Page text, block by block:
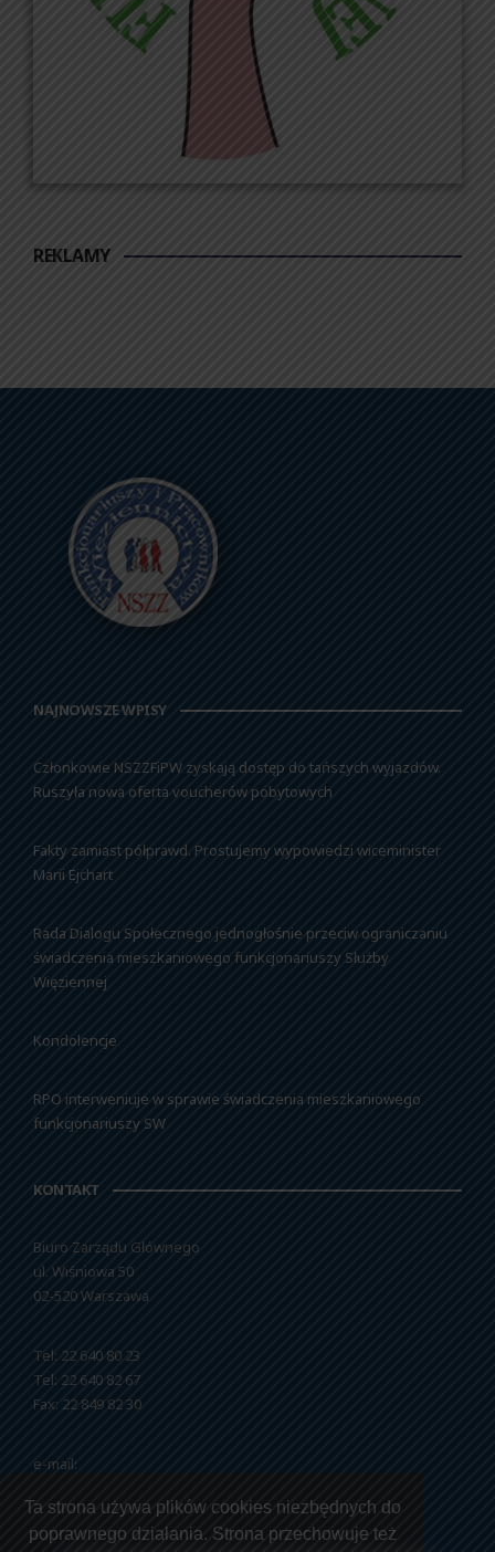
Ta strona używa plików cookies niezbędnych do
poprawnego działania. Strona przechowuje też
REKLAMY
NAJNOWSZE WPISY
Członkowie NSZZFiPW zyskają dostęp do tańszych wyjazdów.
Ruszyła nowa oferta voucherów pobytowych
Fakty zamiast półprawd. Prostujemy wypowiedzi wiceminister
Marii Ejchart
Rada Dialogu Społecznego jednogłośnie przeciw ograniczaniu
świadczenia mieszkaniowego funkcjonariuszy Służby
Więziennej
Kondolencje
RPO interweniuje w sprawie świadczenia mieszkaniowego
funkcjonariuszy SW
KONTAKT
Biuro Zarządu Głównego
ul. Wiśniowa 50
02-520 Warszawa
Tel: 22 640 80 23
Tel: 22 640 82 67
Fax: 22 849 82 30
e-mail: